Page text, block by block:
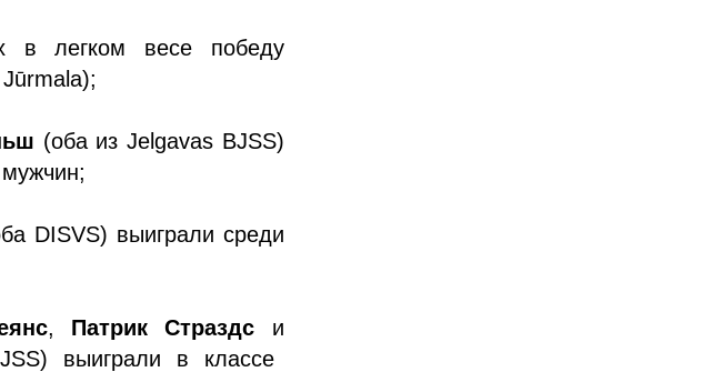
в легком весе победу
(оба из Jelgavas BJSS)
DISVS) выиграли среди
, Патрик Страздс и
выиграли в классе